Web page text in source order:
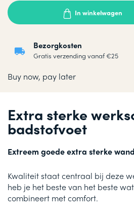
Bezorgkosten
Gratis verzending vanaf €25
In winkelwagen
Buy now, pay later
Extra sterke
badstofvoet
Extreem goede extra sterke
Kwaliteit staat centraal bij deze
heb je het beste van het beste
combineert met comfort.